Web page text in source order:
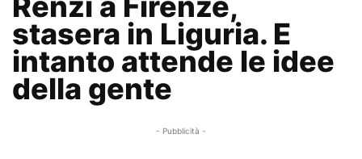
stasera in Liguria. E
intanto attende le idee
della gente
- Pubblicità -